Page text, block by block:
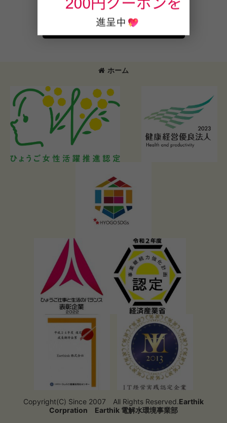
確認画面へ
ホーム
Copyright(C) Since 2007 All Rights Reserved.Earthik
Corpration
Earthik 電解水環境事業部